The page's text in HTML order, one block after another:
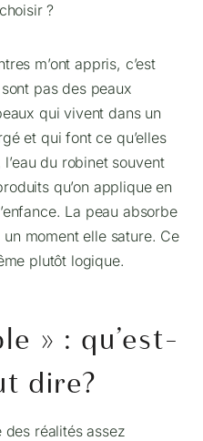
?
m’ont appris, c’est
pas des peaux
qui vivent dans un
et qui font ce qu’elles
l’eau du robinet souvent
qu’on applique en
La peau absorbe
moment elle sature. Ce
plutôt logique.
» : qu’est-
dire?
des réalités assez